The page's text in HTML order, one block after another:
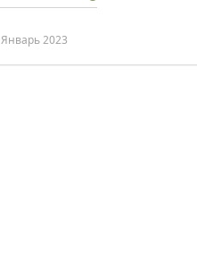
Январь 2023